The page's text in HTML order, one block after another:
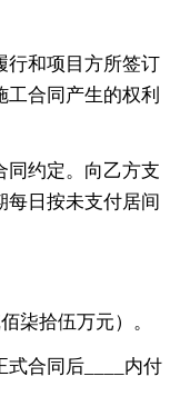
行和项目方所签订
合同产生的权利
同约定。向乙方支
每日按未支付居间
柒拾伍万元）。
式合同后____内付